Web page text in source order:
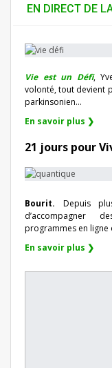
EN DIRECT DE
Vie est un Défi,
volonté, tout devient
parkinsonien…
En savoir plus ❯
21 jours pour
Bourit. Depuis
d’accompagner
programmes en ligne
En savoir plus ❯